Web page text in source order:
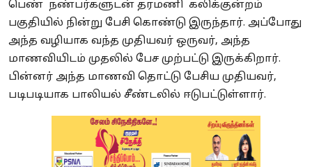
பெண் நண்பர்களுடன் தரமணி கலிக்குன்றம்
பகுதியில் நின்று பேசி கொண்டு இருந்தார். அப்போது
அந்த வழியாக வந்த முதியவர் ஒருவர், அந்த
மாணவியிடம் முதலில் பேச முற்பட்டு இருக்கிறார்.
பின்னர் அந்த மாணவி தொட்டு பேசிய முதியவர்,
படிபடியாக பாலியல் சீண்டலில் ஈடுபட்டுள்ளார்.